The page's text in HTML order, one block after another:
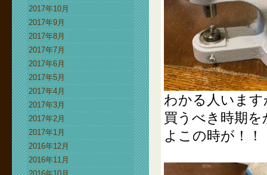
2017年10月
2017年9月
2017年8月
2017年7月
2017年6月
2017年5月
2017年4月
2017年3月
2017年2月
2017年1月
2016年12月
2016年11月
わかる人いま
買うべき時期
よこの時が！！